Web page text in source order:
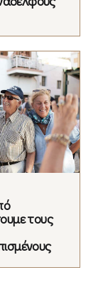
τους